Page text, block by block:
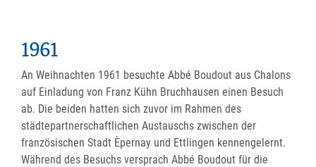
1961
An Weihnachten 1961 besuchte Abbé Boudout aus Chalons
auf Einladung von Franz Kühn Bruchhausen einen Besuch
ab. Die beiden hatten sich zuvor im Rahmen des
städtepartnerschaftlichen Austauschs zwischen der
französischen Stadt Èpernay und Ettlingen kennengelernt.
Während des Besuchs versprach Abbé Boudout für die